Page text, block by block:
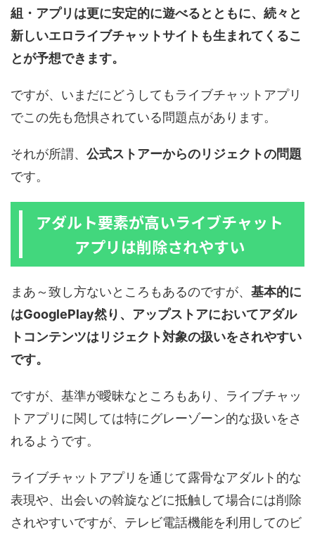
組・アプリは更に安定的に遊べるとともに、続々と
新しいエロライブチャットサイトも生まれてくるこ
とが予想できます。
ですが、いまだにどうしてもライブチャットアプリ
でこの先も危惧されている問題点があります。
それが所謂、 公式ストアーからのリジェクトの問題
です。
アダルト要素が高いライブチャット
アプリは削除されやすい
まあ～致し方ないところもあるのですが、 基本的に
はGooglePlay然り、アップストアにおいてアダル
トコンテンツはリジェクト対象の扱いをされやすい
です。
ですが、基準が曖昧なところもあり、ライブチャッ
トアプリに関しては特にグレーゾーン的な扱いをさ
れるようです。
ライブチャットアプリを通じて露骨なアダルト的な
表現や、出会いの斡旋などに抵触して場合には削除
されやすいですが、テレビ電話機能を利用してのビ